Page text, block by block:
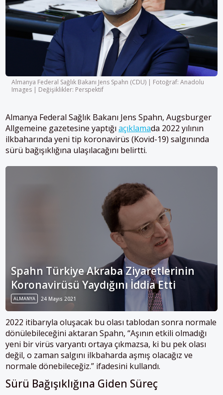
Almanya Federal Sağlık Bakanı Jens Spahn (CDU) | Fotoğraf: Anadolu
Images | Değişiklikler: Perspektif
Almanya Federal Sağlık Bakanı Jens Spahn, Augsburger
Allgemeine gazetesine yaptığı açıklamada 2022 yılının
ilkbaharında yeni tip koronavirüs (Kovid-19) salgınında
sürü bağışıklığına ulaşılacağını belirtti.
Spahn Türkiye Akraba Ziyaretlerinin
Koronavirüsü Yaydığını İddia Etti
ALMANYA 24 Mayıs 2021
2022 itibarıyla oluşacak bu olası tablodan sonra normale
dönülebileceğini aktaran Spahn, “Aşının etkili olmadığı
yeni bir virüs varyantı ortaya çıkmazsa, ki bu pek olası
değil, o zaman salgını ilkbaharda aşmış olacağız ve
normale dönebileceğiz.” ifadesini kullandı.
Sürü Bağışıklığına Giden Süreç